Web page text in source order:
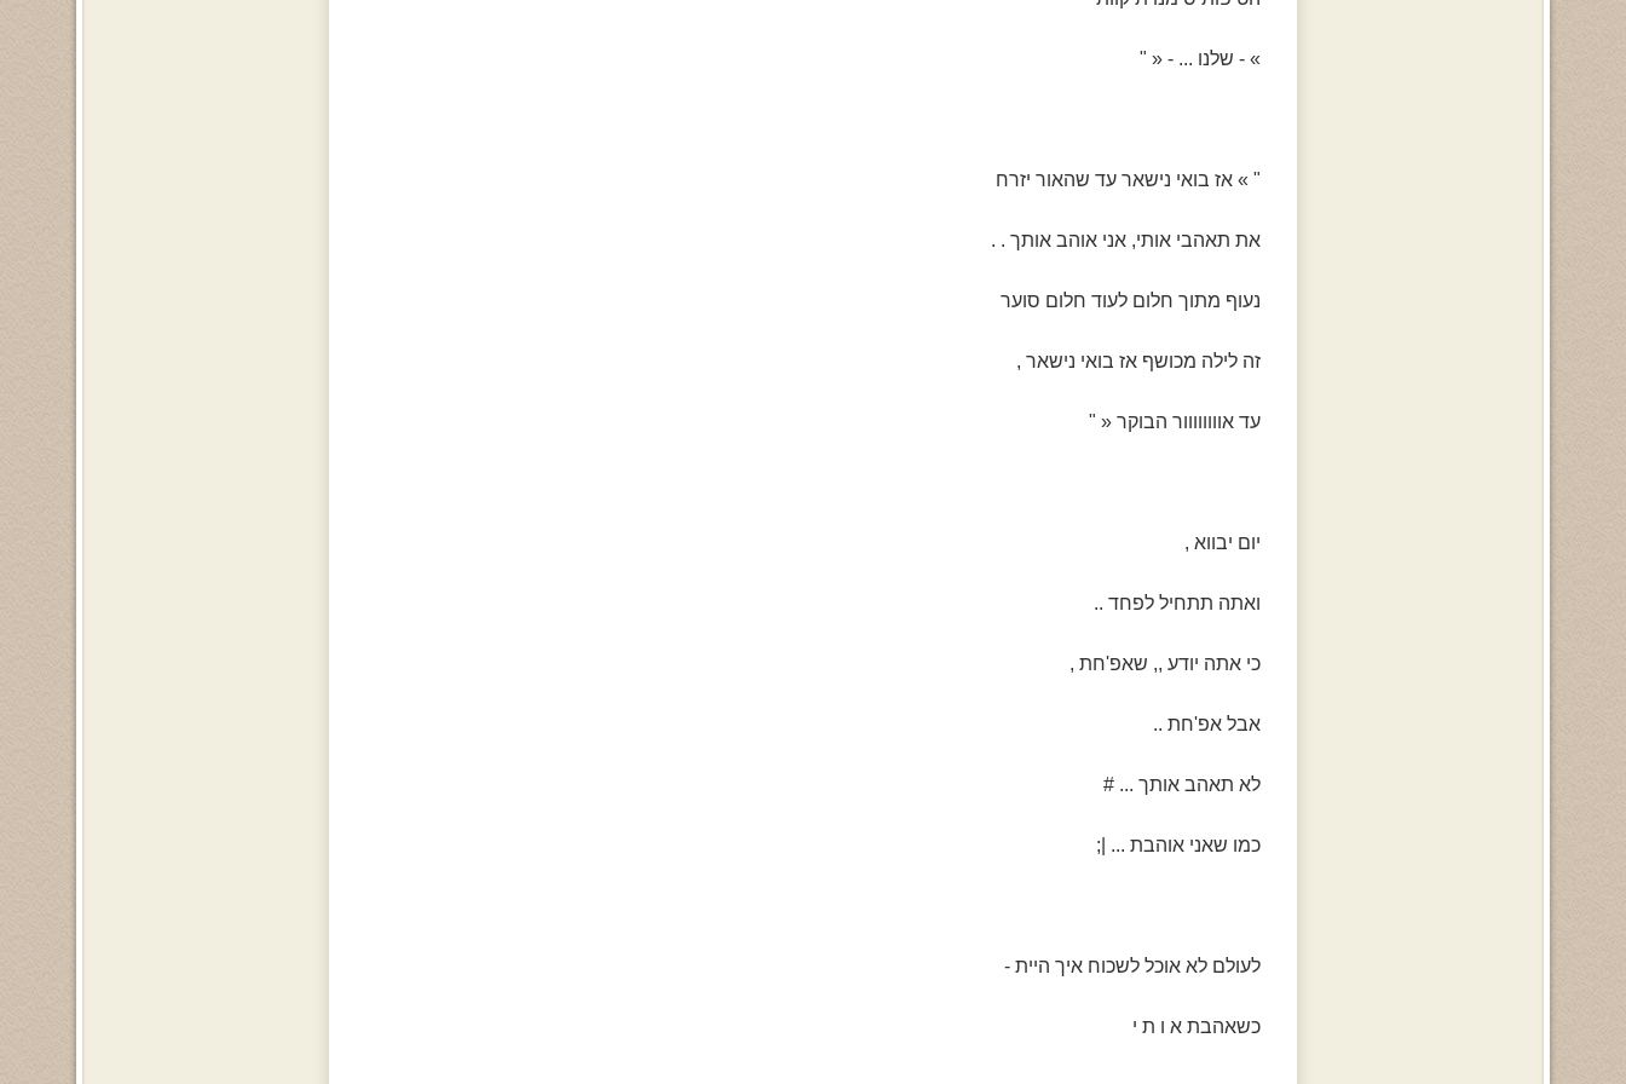
» - שלנו ... - « "
" » אז בואי נישאר עד שהאור יזרח
את תאהבי אותי, אני אוהב אותך . .
נעוף מתוך חלום לעוד חלום סוער
זה לילה מכושף אז בואי נישאר ,
עד אוווווווור הבוקר « "
יום יבווא ,
ואתה תתחיל לפחד ..
כי אתה יודע ,, שאפ'חת ,
אבל אפ'חת ..
לא תאהב אותך ... #
כמו שאני אוהבת ... |;
לעולם לא אוכל לשכוח איך היית -
כשאהבת א ו ת י